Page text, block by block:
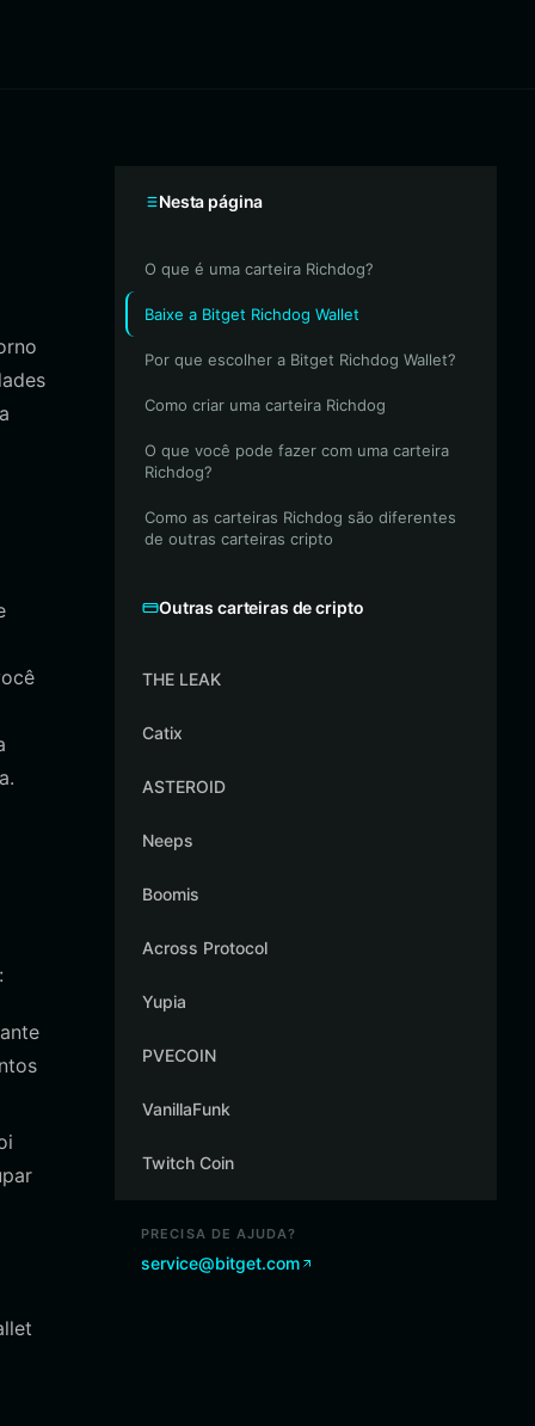
Nesta página
O que é uma carteira Richdog?
Baixe a Bitget Richdog Wallet
Por que escolher a Bitget Richdog Wallet?
Como criar uma carteira Richdog
O que você pode fazer com uma carteira
Richdog?
Como as carteiras Richdog são diferentes
de outras carteiras cripto
Outras carteiras de cripto
THE LEAK
Catix
ASTEROID
Neeps
Boomis
Across Protocol
Yupia
PVECOIN
VanillaFunk
Twitch Coin
PRECISA DE AJUDA?
service@bitget.com